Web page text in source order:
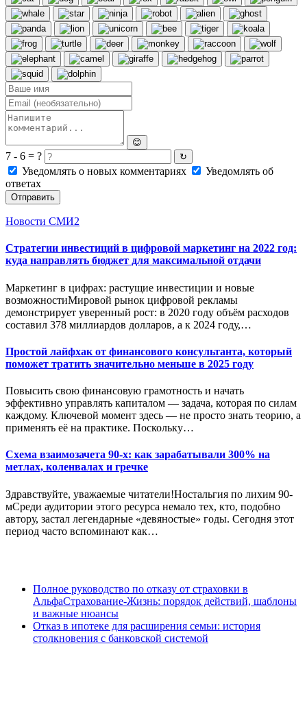
😊
7 - 6 = ? ↻
Уведомлять о новых комментариях
Уведомлять об
ответах
Отправить
Новости СМИ2
Стратегии инвестиций в цифровой маркетинг на 2022 год:
куда направлять бюджет для максимальной отдачи
Маркетинг в цифрах: растущие инвестиции и новые
возможностиМировой рынок цифровой рекламы
демонстрирует уверенный рост: в 2020 году объём расходов
составил 378 миллиардов долларов, а к 2024 году,…
Простой лайфхак от финансового консультанта, который
поможет тратить значительно меньше в 2025 году
Повысить свою финансовую грамотность и начать
эффективно управлять капиталом — задача, которая по силам
каждому. Ключевой момент здесь — не просто знать теорию, а
применять её на практике. Поскольку…
Схема взаимозачета 90-х: как зарабатывали 300% на
метлах, коленвалах и гречке
Здравствуйте, уважаемые читатели!Ностальгия по лихим 90-
мСреди аудитории этого ресурса немало тех, кто, подобно
автору, застал легендарные «девяностые» годы. Сегодня этот
период часто вспоминают как…
Полное руководство по отказу от страховки в
АльфаСтрахование-Жизнь: порядок действий, шаблоны
и важные нюансы
Отказ в ипотеке для расширения семьи: история
столкновения с банковской системой